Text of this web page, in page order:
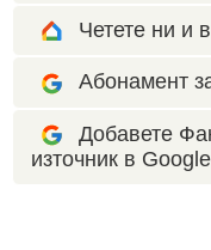
Четете ни и
Абонамент
Добавете
източник в Google